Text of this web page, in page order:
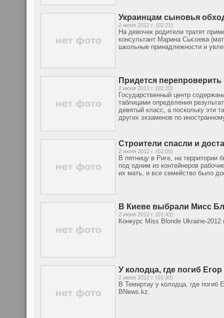
Украинцам сыновья
2 июня 2012 г. (02:21)
На девочек родители тратят
консультант Марина Сысоева
школьные принадлежности и
Придется
2 июня 2012 г. (02:20)
Государственный центр
таблицами определения
девятый класс, а поскольку эти
других экзаменов по
Строители спасли и
2 июня 2012 г. (02:05)
В пятницу в Риге, на
под одним из контейнеров
их мать, и все семейство было
В Киеве выбрали Мисс
2 июня 2012 г. (01:43)
Конкурс Miss Blonde Ukraine-
У колодца, где погиб
2 июня 2012 г. (01:30)
В Темиртау у колодца, где погиб
BNews.kz.